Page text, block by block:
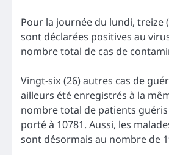
Pour la journée du lundi, treize
sont déclarées positives au
nombre total de cas de
Vingt-six (26) autres cas de
ailleurs été enregistrés à la
nombre total de patients guéris
porté à 10781. Aussi, les
sont désormais au nombre de